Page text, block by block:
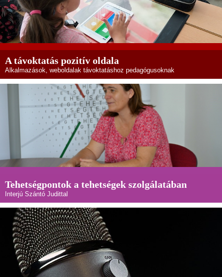
A távoktatás pozitív oldala
Alkalmazások, weboldalak távoktatáshoz pedagógusoknak
Tehetségpontok a tehetségek szolgálatában
Interjú Szántó Judittal